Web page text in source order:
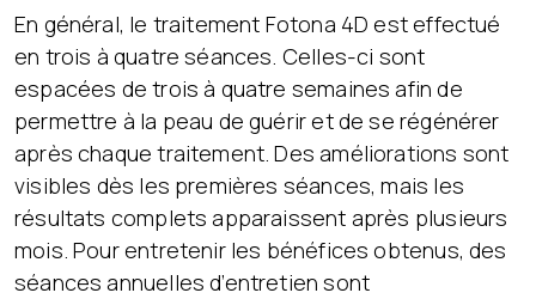
En général, le traitement Fotona 4D est effectué
en trois à quatre séances. Celles-ci sont
espacées de trois à quatre semaines afin de
permettre à la peau de guérir et de se régénérer
après chaque traitement. Des améliorations sont
visibles dès les premières séances, mais les
résultats complets apparaissent après plusieurs
mois. Pour entretenir les bénéfices obtenus, des
séances annuelles d’entretien sont